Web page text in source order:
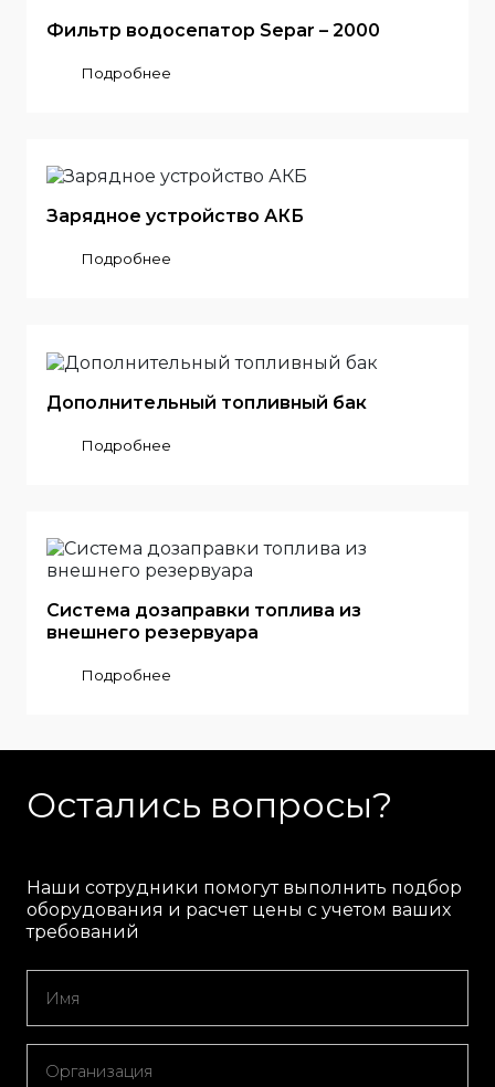
Фильтр водосепатор Separ – 2000
Подробнее
Зарядное устройство АКБ
Подробнее
Дополнительный топливный бак
Подробнее
Система дозаправки топлива из
внешнего резервуара
Подробнее
Остались вопросы?
Наши сотрудники помогут выполнить подбор
оборудования и расчет цены с учетом ваших
требований